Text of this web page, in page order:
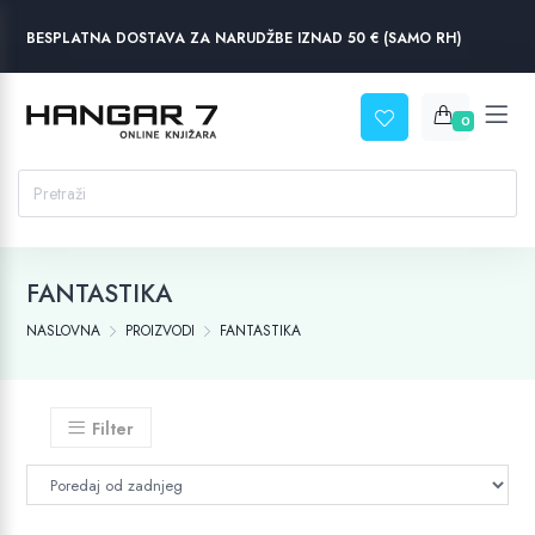
BESPLATNA DOSTAVA ZA NARUDŽBE IZNAD 50 € (SAMO RH)
0
FANTASTIKA
NASLOVNA PROIZVODI FANTASTIKA
Filter